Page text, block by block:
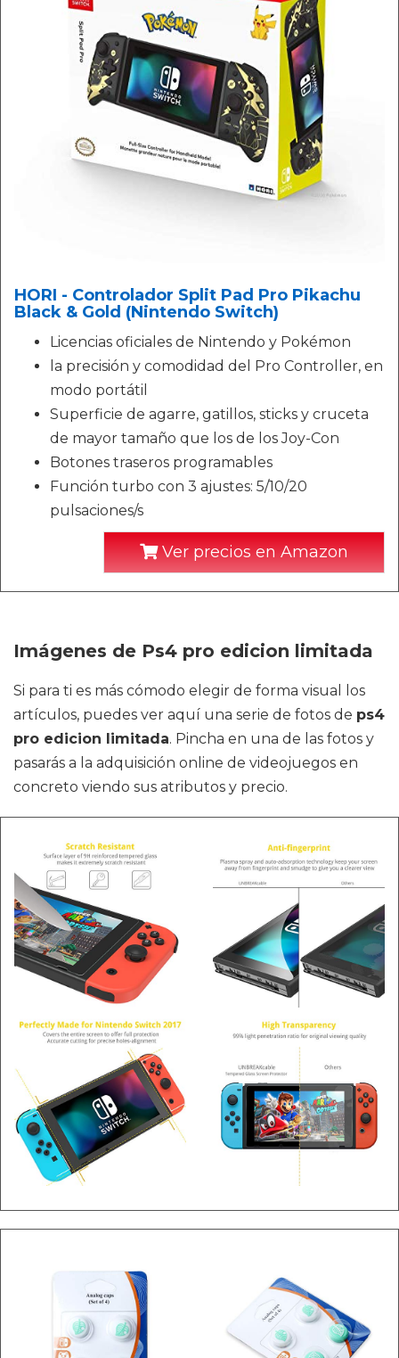
HORI - Controlador Split Pad Pro Pikachu
Black & Gold (Nintendo Switch)
Licencias oficiales de Nintendo y Pokémon
la precisión y comodidad del Pro Controller, en
modo portátil
Superficie de agarre, gatillos, sticks y cruceta
de mayor tamaño que los de los Joy-Con
Botones traseros programables
Función turbo con 3 ajustes: 5/10/20
pulsaciones/s
Ver precios en Amazon
Imágenes de Ps4 pro edicion limitada
Si para ti es más cómodo elegir de forma visual los
artículos, puedes ver aquí una serie de fotos de ps4
pro edicion limitada. Pincha en una de las fotos y
pasarás a la adquisición online de videojuegos en
concreto viendo sus atributos y precio.